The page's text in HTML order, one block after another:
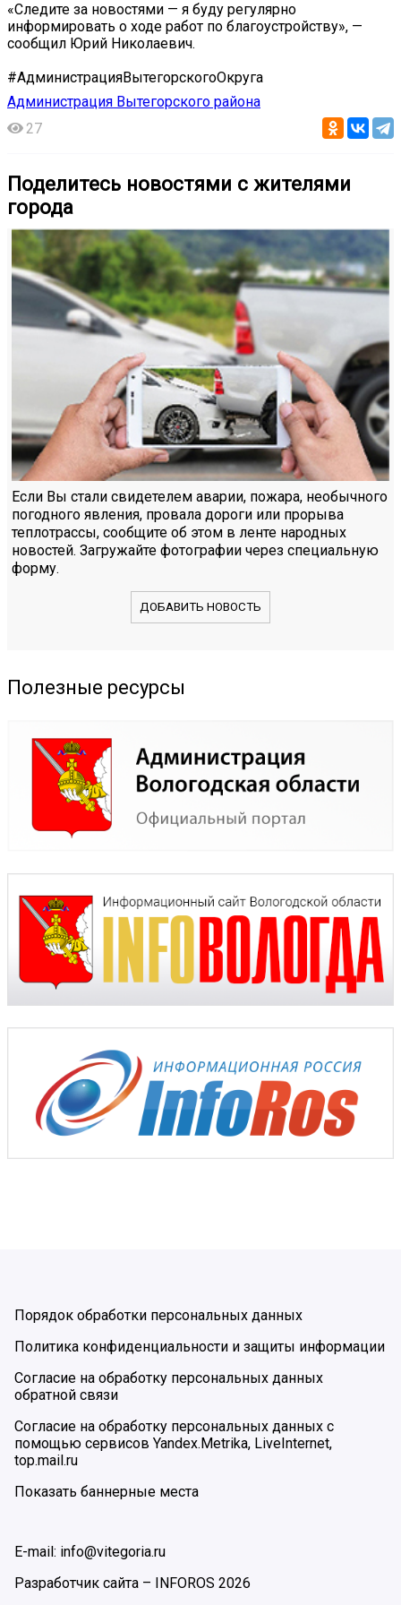
«Следите за новостями — я буду регулярно
информировать о ходе работ по благоустройству», —
сообщил Юрий Николаевич.
#АдминистрацияВытегорскогоОкруга
Администрация Вытегорского района
27
Поделитесь новостями с жителями
города
Если Вы стали свидетелем аварии, пожара, необычного
погодного явления, провала дороги или прорыва
теплотрассы, сообщите об этом в ленте народных
новостей. Загружайте фотографии через специальную
форму.
ДОБАВИТЬ НОВОСТЬ
Полезные ресурсы
Порядок обработки персональных данных
Политика конфиденциальности и защиты информации
Согласие на обработку персональных данных
обратной связи
Согласие на обработку персональных данных с
помощью сервисов Yandex.Metrika, LiveInternet,
top.mail.ru
Показать баннерные места
E-mail: info@vitegoria.ru
Разработчик сайта – INFOROS 2026